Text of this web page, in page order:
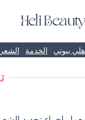
هلي بيوتي / الخدمة / الشعر